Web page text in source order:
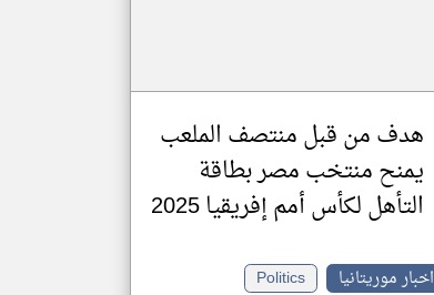
هدف من قبل منتصف الملعب
يمنح منتخب مصر بطاقة
التأهل لكأس أمم إفريقيا 2025
اخبار موريتانيا
Politics